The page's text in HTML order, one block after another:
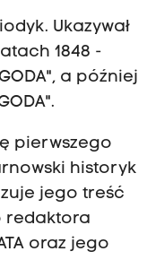
Ukazywał
1848 -
a później
pierwszego
historyk
jego treść
redaktora
oraz jego